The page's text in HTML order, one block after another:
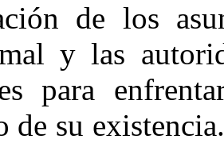
de los
y las
para
de su